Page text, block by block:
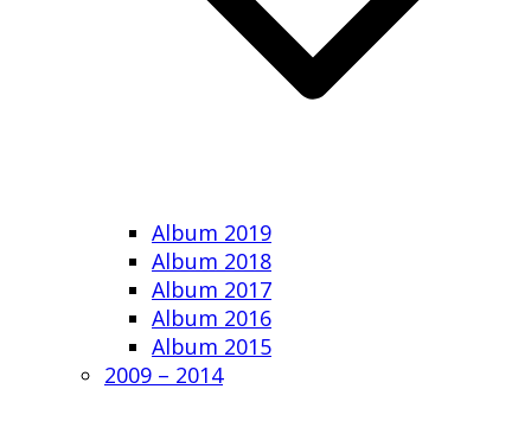
Album 2019
Album 2018
Album 2017
Album 2016
Album 2015
2009 – 2014